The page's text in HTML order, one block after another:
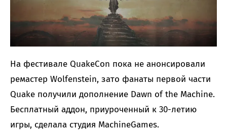
На фестивале QuakeCon пока не анонсировали
ремастер Wolfenstein, зато фанаты первой части
Quake получили дополнение Dawn of the Machine.
Бесплатный аддон, приуроченный к 30-летию
игры, сделала студия MachineGames.